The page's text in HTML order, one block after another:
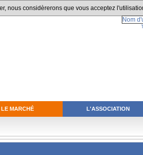
nous considèrerons que vous acceptez
LE MARCHÉ L'ASSOCIATION